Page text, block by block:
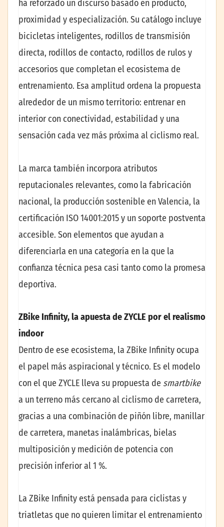
ha reforzado un discurso basado en producto,
proximidad y especialización. Su catálogo incluye
bicicletas inteligentes, rodillos de transmisión
directa, rodillos de contacto, rodillos de rulos y
accesorios que completan el ecosistema de
entrenamiento. Esa amplitud ordena la propuesta
alrededor de un mismo territorio: entrenar en
interior con conectividad, estabilidad y una
sensación cada vez más próxima al ciclismo real.
La marca también incorpora atributos
reputacionales relevantes, como la fabricación
nacional, la producción sostenible en Valencia, la
certificación ISO 14001:2015 y un soporte postventa
accesible. Son elementos que ayudan a
diferenciarla en una categoría en la que la
confianza técnica pesa casi tanto como la promesa
deportiva.
ZBike Infinity, la apuesta de ZYCLE por el realismo
indoor
Dentro de ese ecosistema, la ZBike Infinity ocupa
el papel más aspiracional y técnico. Es el modelo
con el que ZYCLE lleva su propuesta de smartbike
a un terreno más cercano al ciclismo de carretera,
gracias a una combinación de piñón libre, manillar
de carretera, manetas inalámbricas, bielas
multiposición y medición de potencia con
precisión inferior al 1 %.
La ZBike Infinity está pensada para ciclistas y
triatletas que no quieren limitar el entrenamiento